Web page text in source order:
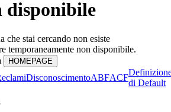
disponibile
che stai cercando non esiste
temporaneamente non disponibile.
DisconoscimentoABFACF
di Default